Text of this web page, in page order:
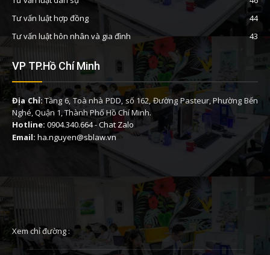
Tư vấn luật hợp đồng
44
Tư vấn luật hôn nhân và gia đình
43
VP TP.Hồ Chí Minh
Địa Chỉ:Tầng 6, Toà nhà PDD, số 162, Đường Pasteur, Phường Bến
Nghé, Quận 1, Thành Phố Hồ Chí Minh.
Hotline: 0904.340.664-Chat Zalo
Email: ha.nguyen@sblaw.vn
Xem chỉ đường :